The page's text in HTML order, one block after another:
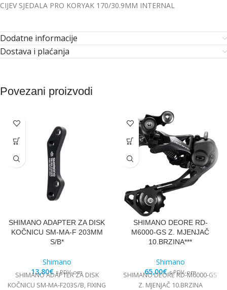
CIJEV SJEDALA PRO KORYAK 170/30.9MM INTERNAL
Dodatne informacije
Dostava i plaćanja
Povezani proizvodi
SHIMANO ADAPTER ZA DISK
KOČNICU SM-MA-F 203MM
S/B*
Shimano
13,80€ s PDV-om
SHIMANO ADAPTER ZA DISK
KOČNICU SM-MA-F203S/B, FIXING
SHIMANO DEORE RD-
M6000-GS Z. MJENJAČ
10.BRZINA***
Shimano
65,00€ s PDV-om
SHIMANO DEORE RD-M6000-GS
Z. MJENJAČ 10.BRZINA